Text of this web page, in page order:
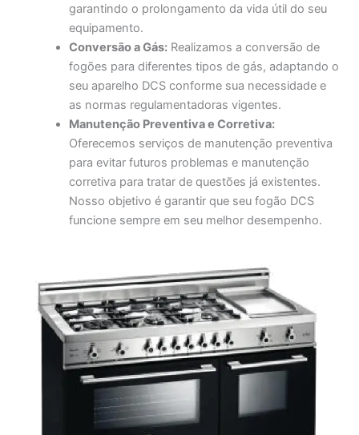
garantindo o prolongamento da vida útil do seu
equipamento.
Conversão a Gás: Realizamos a conversão de
fogões para diferentes tipos de gás, adaptando o
seu aparelho DCS conforme sua necessidade e
as normas regulamentadoras vigentes.
Manutenção Preventiva e Corretiva:
Oferecemos serviços de manutenção preventiva
para evitar futuros problemas e manutenção
corretiva para tratar de questões já existentes.
Nosso objetivo é garantir que seu fogão DCS
funcione sempre em seu melhor desempenho.